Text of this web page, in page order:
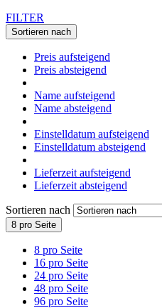
FILTER
Sortieren nach
Preis aufsteigend
Preis absteigend
Name aufsteigend
Name absteigend
Einstelldatum aufsteigend
Einstelldatum absteigend
Lieferzeit aufsteigend
Lieferzeit absteigend
Sortieren nach
8 pro Seite
8 pro Seite
16 pro Seite
24 pro Seite
48 pro Seite
96 pro Seite